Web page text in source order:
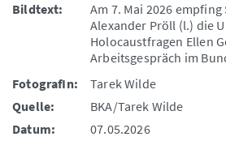
Bildtext:
Am 7. Mai 2026
Alexander Pröll (l.) die
Holocaustfragen Ellen
Arbeitsgespräch im
FotografIn:
Tarek Wilde
Quelle:
BKA/Tarek Wilde
Datum:
07.05.2026